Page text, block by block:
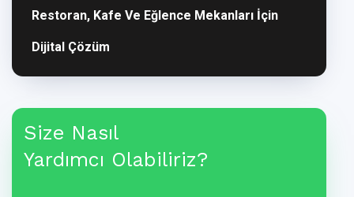
Restoran, Kafe Ve Eğlence Mekanları İçin
Dijital Çözüm
Size Nasıl
Yardımcı Olabiliriz?